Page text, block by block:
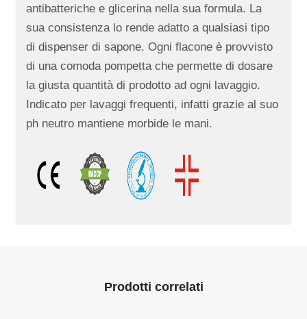
antibatteriche e glicerina nella sua formula. La
sua consistenza lo rende adatto a qualsiasi tipo
di dispenser di sapone. Ogni flacone è provvisto
di una comoda pompetta che permette di dosare
la giusta quantità di prodotto ad ogni lavaggio.
ndicato per lavaggi frequenti, infatti grazie al suo
ph neutro mantiene morbide le mani.
Prodotti correlati